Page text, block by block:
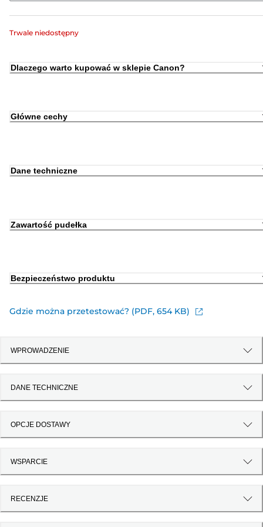
Trwale niedostępny
Dlaczego warto kupować w sklepie Canon?
Główne cechy
Dane techniczne
Zawartość pudełka
Bezpieczeństwo produktu
Gdzie można przetestować? (PDF, 654 KB)
WPROWADZENIE
DANE TECHNICZNE
OPCJE DOSTAWY
WSPARCIE
RECENZJE